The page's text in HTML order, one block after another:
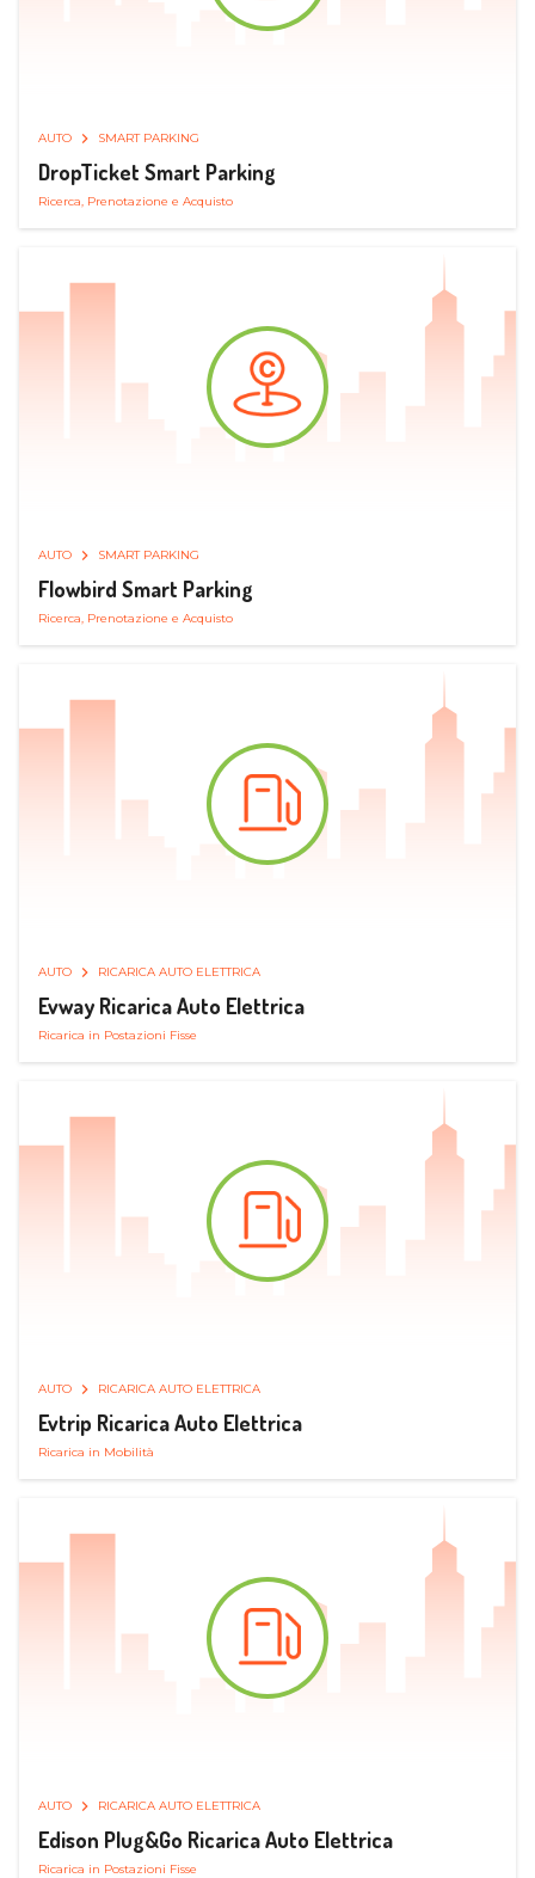
AUTO SMART PARKING
DropTicket Smart Parking
Ricerca, Prenotazione e Acquisto
AUTO SMART PARKING
Flowbird Smart Parking
Ricerca, Prenotazione e Acquisto
AUTO RICARICA AUTO ELETTRICA
Evway Ricarica Auto Elettrica
Ricarica in Postazioni Fisse
AUTO RICARICA AUTO ELETTRICA
Evtrip Ricarica Auto Elettrica
Ricarica in Mobilità
AUTO RICARICA AUTO ELETTRICA
Edison Plug&Go Ricarica Auto Elettrica
Ricarica in Postazioni Fisse